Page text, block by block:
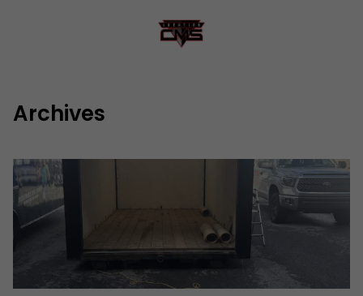
Archives